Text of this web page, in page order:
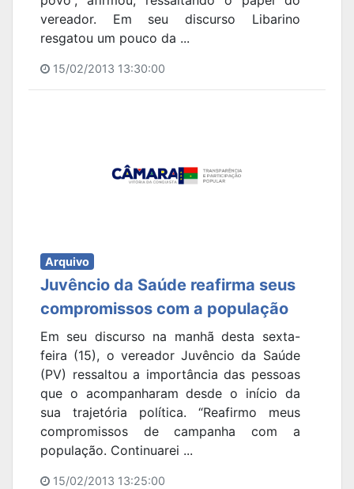
vereador. Em seu discurso Libarino
resgatou um pouco da ...
15/02/2013 13:30:00
Arquivo
Juvêncio da Saúde reafirma seus
compromissos com a população
Em seu discurso na manhã desta sexta-
feira (15), o vereador Juvêncio da Saúde
(PV) ressaltou a importância das pessoas
que o acompanharam desde o início da
sua trajetória política. “Reafirmo meus
compromissos de campanha com a
população. Continuarei ...
15/02/2013 13:25:00